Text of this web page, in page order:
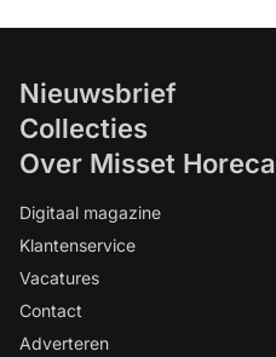
Nieuwsbrief
Collecties
Over Misset Horeca
Digitaal magazine
Klantenservice
Vacatures
Contact
Adverteren